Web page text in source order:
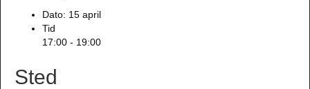
Dato: 15 april
Tid
17:00 - 19:00
Sted